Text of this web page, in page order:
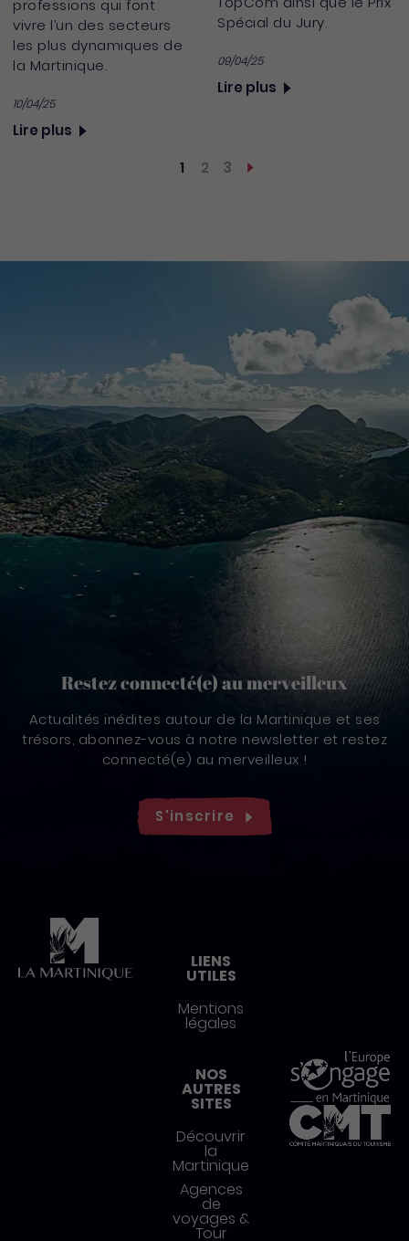
professions qui font
vivre l’un des secteurs
les plus dynamiques de
la Martinique.
10/04/25
Lire plus
Spécial du Jury.
09/04/25
Lire plus
Page courante
1 Page
2 Page
3 Page suivante
Restez connecté(e) au merveilleux
Actualités inédites autour de la Martinique et ses
trésors, abonnez-vous à notre newsletter et restez
connecté(e) au merveilleux !
S'inscrire
LIENS
UTILES
Mentions
légales
NOS
AUTRES
SITES
Découvrir
la
Martinique
Agences
de
voyages &
Tour